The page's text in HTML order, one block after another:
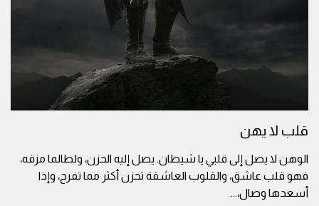
قلب لا يهن
الوهن لا يصل إلى قلبي يا شيطان. يصل إليه الحزن، ولطالما مزقه،
فهو قلب عاشق، والقلوب العاشقة تحزن أكثر مما تفرح، وإذا
أسعدها وصال،...